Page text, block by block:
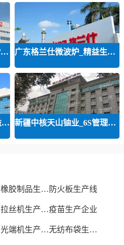
广东TCL多媒体_精益生产/精益品质/ 广东格兰仕微波炉_精益生产等咨询
长沙威胜集团有限公司精益运营 新疆中核天山铀业_6S管理和精益管
橡胶制品生产厂 防火板生产线
拉丝机生产厂家疫苗生产企业
光端机生产厂家 无纺布袋生产厂家